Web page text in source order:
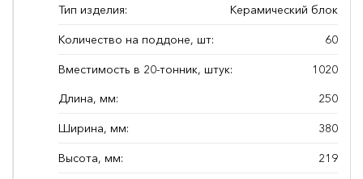
Тип изделия: Керамический блок
Количество на поддоне, шт: 60
Вместимость в 20-тонник, штук:
1020
Длина, мм:
250
Ширина, мм: 380
Высота, мм: 219